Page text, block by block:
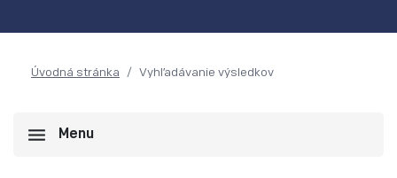
Úvodná stránka Vyhľadávanie výsledkov
Menu